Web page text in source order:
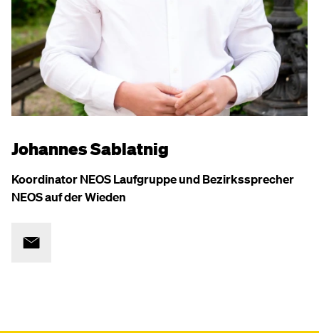
Johannes Sablatnig
Koordinator NEOS Laufgruppe und Bezirkssprecher
NEOS auf der Wieden